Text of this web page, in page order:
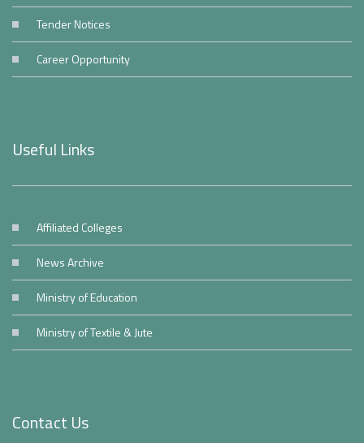
Tender Notices
Career Opportunity
Useful Links
Affiliated Colleges
News Archive
Ministry of Education
Ministry of Textile & Jute
Contact Us